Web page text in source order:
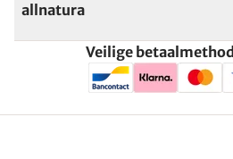
allnatura
Veilige